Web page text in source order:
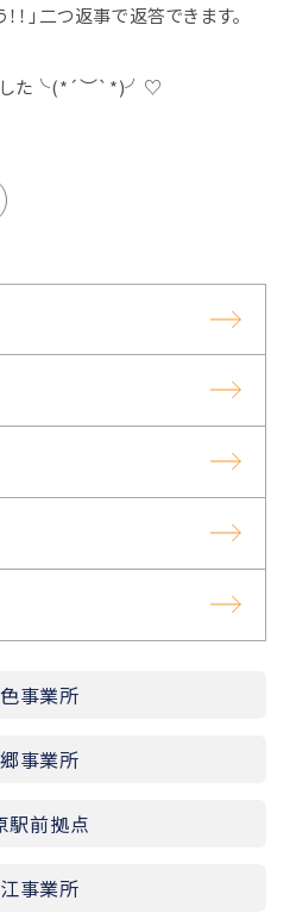
！」二つ返事で返答できます。
した╰(*´︶`*)╯♡
事業所
事業所
駅前拠点
事業所